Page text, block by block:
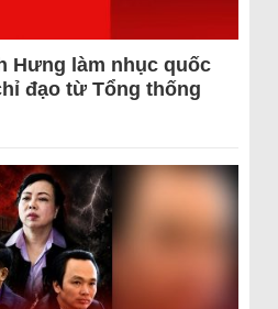
Hưng làm nhục quốc
đạo từ Tổng thống